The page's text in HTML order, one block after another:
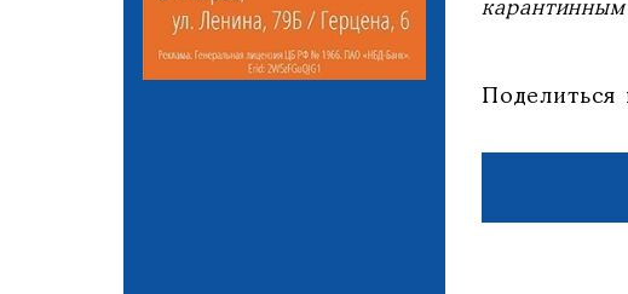
Поделиться